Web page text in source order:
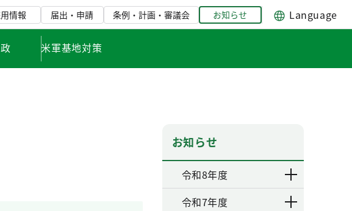
情報 届出・申請 条例・計画・審議会 お知らせ Language
米軍基地対策
お知らせ
令和8年度
令和7年度